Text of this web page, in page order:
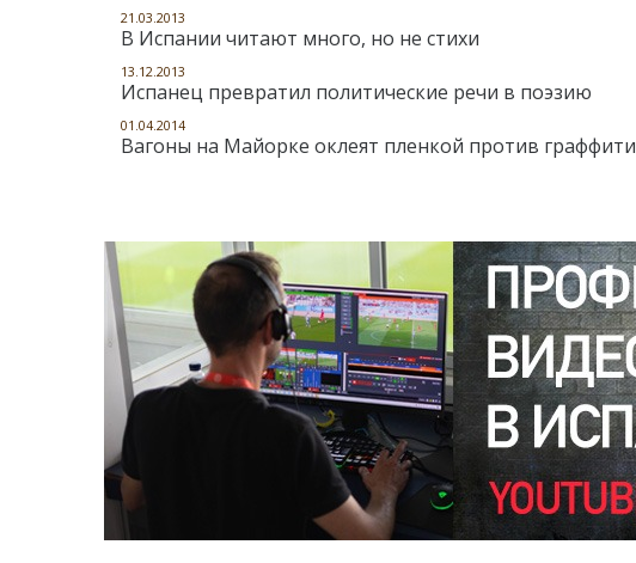
21.03.2013
В Испании читают много, но не стихи
13.12.2013
Испанец превратил политические речи в поэзию
01.04.2014
Вагоны на Майорке оклеят пленкой против граффити